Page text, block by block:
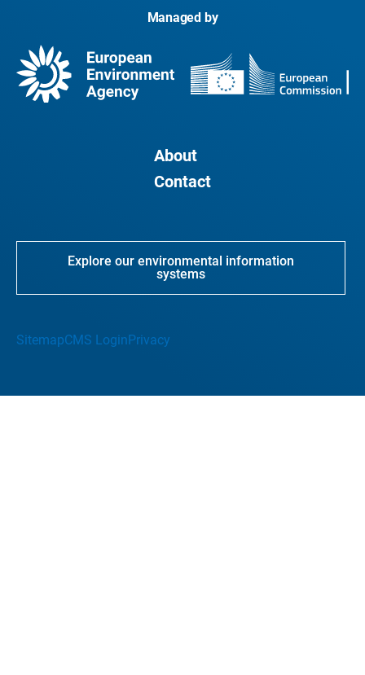
Managed by
About
Contact
Explore our environmental information
systems
SitemapCMS LoginPrivacy